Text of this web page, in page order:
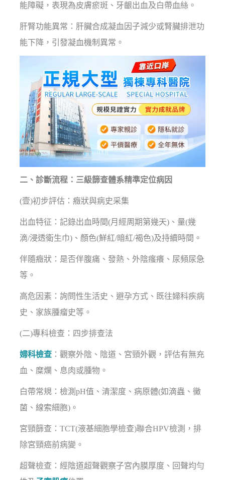
能障礙，表現為皮膚瘀斑、牙齦出血及白帶血絲。
肝腎功能異常：肝臟合成凝血因子減少或腎臟排泄功
能下降，引發凝血機制異常。
二、診斷流程：三級篩查體系精準定位病因
(壹)初步評估：癥狀與病史采集
出血特征：記錄出血時間(月經周期第幾天)、量(幾
滴/浸透衛生巾)、顏色(鮮紅/暗紅/褐色)及持續時間。
伴隨癥狀：是否伴腹痛、發熱、外陰瘙癢、尿頻尿急
等。
高危因素：詢問性生活史、避孕方式、既往婦科疾病
史、家族腫瘤史等。
(二)專科檢查：四步排查法
婦科檢查 ：觀察外陰、陰道、宮頸外觀，評估有無充
血、糜爛、息肉或腫物。
白帶常規：檢測pH值、清潔度、病原體(如滴蟲、黴
菌、線索細胞)。
宮頸篩查：TCT(液基細胞學檢查)聯合HPV檢測，排
除宮頸癌前病變。
超聲檢查：經陰道超聲觀察子宮內膜厚度、回聲均勻